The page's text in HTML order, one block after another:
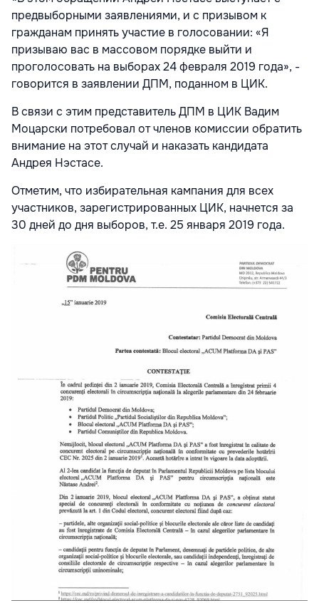
предвыборными заявлениями, и с призывом к
гражданам принять участие в голосовании: «Я
призываю вас в массовом порядке выйти и
проголосовать на выборах 24 февраля 2019 года», -
говорится в заявлении ДПМ, поданном в ЦИК.
В связи с этим представитель ДПМ в ЦИК Вадим
Моцарски потребовал от членов комиссии обратить
внимание на этот случай и наказать кандидата
Андрея Нэстасе.
Отметим, что избирательная кампания для всех
участников, зарегистрированных ЦИК, начнется за
30 дней до дня выборов, т.е. 25 января 2019 года.